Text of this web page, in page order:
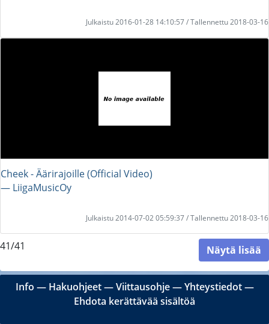
Julkaistu 2016-01-28 14:10:57 / Tallennettu 2018-03-16
Cheek - Äärirajoille (Official Video)
― LiigaMusicOy
Julkaistu 2014-07-02 05:59:37 / Tallennettu 2018-03-16
41/41 Näytä lisää
Info ― Hakuohjeet―Viittausohje―Yhteystiedot―
Ehdota kerättävää sisältöä